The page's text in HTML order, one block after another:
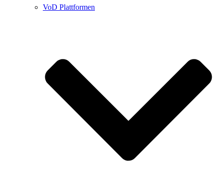
VoD Plattformen